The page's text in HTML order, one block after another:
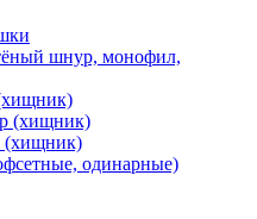
шнур, монофил,
(хищник)
(хищник)
одинарные)